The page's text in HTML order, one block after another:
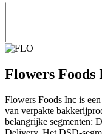
Flowers Foods
Flowers Foods Inc is
van verpakte
belangrijke segmenten: